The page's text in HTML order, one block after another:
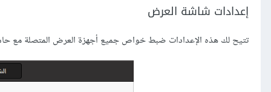
إعدادات شاشة العرض
تتيح لك هذه اﻹعدادات ضبط خواص جميع أجهزة العرض المتصلة مع